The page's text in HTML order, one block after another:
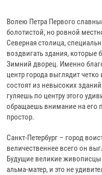
Волею Петра Первого
болотистой, но ровной
Северная столица,
воздвигать здания,
Зимний дворец. Именно
центр города выглядит
состоят из невысоких
гуляешь по центру этого
обращаешь внимание на его
простор.
Санкт-Петербург – город
величественнее всего он
Будущие великие
альма-матер, и это не